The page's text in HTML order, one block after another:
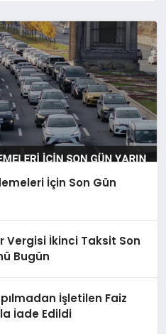
İçin Son Gün
Vergisi İkinci Taksit Son
Bugün
İşletilen Faiz
İade Edildi